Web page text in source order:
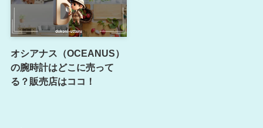
オシアナス（OCEANUS）
の腕時計はどこに売って
る？販売店はココ！